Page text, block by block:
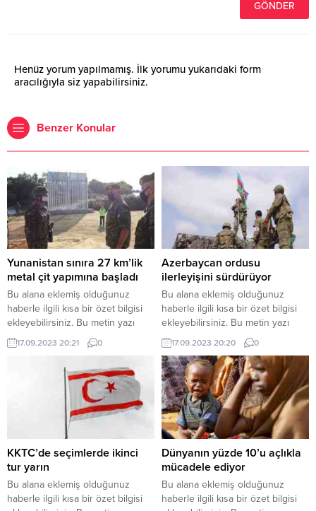
Henüz yorum yapılmamış. İlk yorumu yukarıdaki form
aracılığıyla siz yapabilirsiniz.
Benzer Konular
Yunanistan sınıra 27 km’lik
metal çit yapımına başladı
Bu alana eklemiş olduğunuz
haberle ilgili kısa bir özet bilgisi
ekleyebilirsiniz. Bu metin yazı
düzenleme sayfasında “Özet”
bölümünden eklenebilir. Özet
eklenmişse başlık altında kalın
olarak bu şekilde gösterilir,
eklenmemişse bu alan boş kalır.
17.09.2023 20:21 0
Azerbaycan ordusu
ilerleyişini sürdürüyor
Bu alana eklemiş olduğunuz
haberle ilgili kısa bir özet bilgisi
ekleyebilirsiniz. Bu metin yazı
düzenleme sayfasında “Özet”
bölümünden eklenebilir. Özet
eklenmişse başlık altında kalın
olarak bu şekilde gösterilir,
eklenmemişse bu alan boş kalır.
17.09.2023 20:20 0
KKTC’de seçimlerde ikinci
tur yarın
Bu alana eklemiş olduğunuz
haberle ilgili kısa bir özet bilgisi
Dünyanın yüzde 10’u açlıkla
mücadele ediyor
Bu alana eklemiş olduğunuz
haberle ilgili kısa bir özet bilgisi